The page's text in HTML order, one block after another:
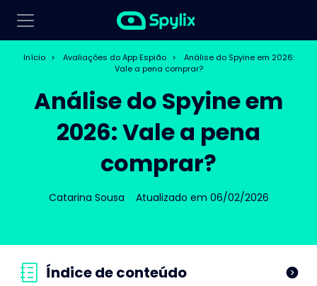
Início > Avaliações do App Espião >
Análise do Spyine em 2026:
Vale a pena comprar?
Análise do Spyine em
2026: Vale a pena
comprar?
Catarina Sousa Atualizado em 06/02/2026
Índice de conteúdo